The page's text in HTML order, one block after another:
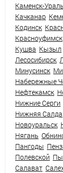
Каменск-
Качканар
Кодинск
Красноуфимск
Кушва Кызыл
Лесосибирск
Минусинск
Набережные
Нефтекамск
Нижние Серги
Нижняя Салда
Новоуральск
Нягань
Пангоды
Полевской
Салават